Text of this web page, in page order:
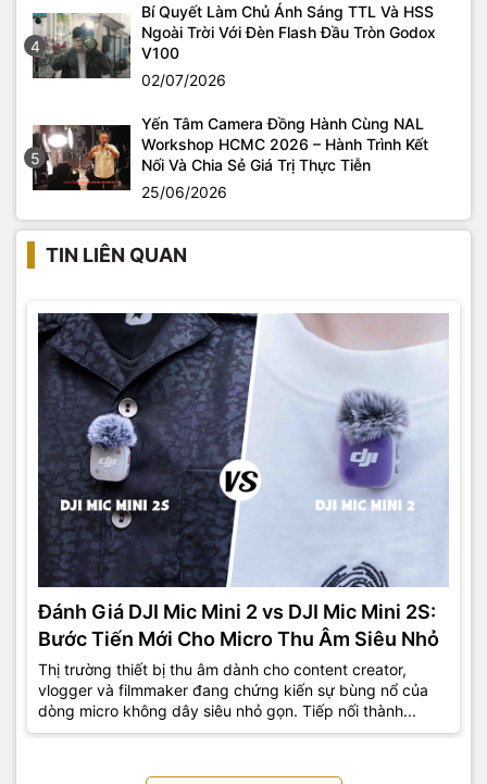
4
Bí Quyết Làm Chủ Ánh Sáng TTL Và HSS
Ngoài Trời Với Đèn Flash Đầu Tròn Godox
V100
02/07/2026
5
Yến Tâm Camera Đồng Hành Cùng NAL
Workshop HCMC 2026 – Hành Trình Kết
Nối Và Chia Sẻ Giá Trị Thực Tiễn
25/06/2026
TIN LIÊN QUAN
Đánh Giá DJI Mic Mini 2 vs DJI Mic Mini 2S:
Bước Tiến Mới Cho Micro Thu Âm Siêu Nhỏ
Thị trường thiết bị thu âm dành cho content creator,
vlogger và filmmaker đang chứng kiến sự bùng nổ của
dòng micro không dây siêu nhỏ gọn. Tiếp nối thành...